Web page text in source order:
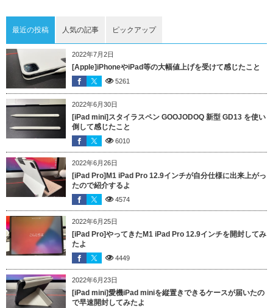
最近の投稿 人気の記事 ピックアップ
2022年7月2日
[Apple]iPhoneやiPad等の大幅値上げを受けて感じたこと
5261
2022年6月30日
[iPad mini]スタイラスペン GOOJODOQ 新型 GD13 を使い
倒して感じたこと
6010
2022年6月26日
[iPad Pro]M1 iPad Pro 12.9インチが自分仕様に出来上がっ
たので紹介するよ
4574
2022年6月25日
[iPad Pro]やってきたM1 iPad Pro 12.9インチを開封してみ
たよ
4449
2022年6月23日
[iPad mini]愛機iPad miniを縦置きできるケースが届いたの
で早速開封してみたよ